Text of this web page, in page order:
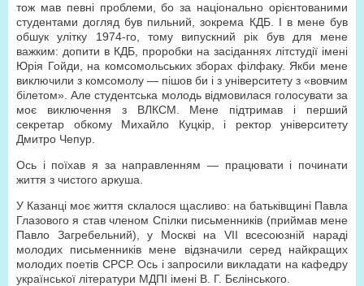
тож мав певні проблеми, бо за національно орієнтованими
студентами догляд був пильний, зокрема КДБ. І в мене був
обшук улітку 1974-го, тому випускний рік був для мене
важким: допити в КДБ, проробки на засіданнях літстудії імені
Юрія Гойди, на комсомольських зборах філфаку. Якби мене
виключили з комсомолу — пішов би і з університету з «вовчим
білетом». Але студентська молодь відмовилася голосувати за
моє виключення з ВЛКСМ. Мене підтримав і перший
секретар обкому Михайло Куцкір, і ректор університету
Дмитро Чепур.
Ось і поїхав я за направленням — працювати і починати
життя з чистого аркуша.
У Казанці моє життя склалося щасливо: на батьківщині Павла
Глазового я став членом Спілки письменників (приймав мене
Павло Загребельний), у Москві на VІІ всесоюзній нараді
молодих письменників мене відзначили серед найкращих
молодих поетів СРСР. Ось і запросили викладати на кафедру
української літератури МДПІ імені В. Г. Бєлінського.